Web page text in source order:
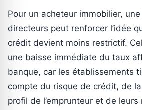
Pour un acheteur immobilier,
directeurs peut renforcer l’idée
crédit devient moins restrictif.
une baisse immédiate du taux
banque, car les établissements
compte du risque de crédit, de
profil de l’emprunteur et de leurs